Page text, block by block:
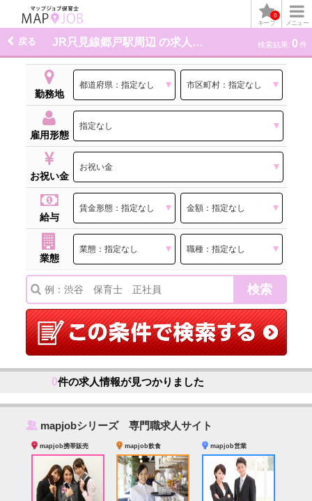
メニュー
キープ
0
JR只見線郷戸駅周辺 の求人一覧
戻る 検索結果: 0 件
勤務地
雇用形態
お祝い金
給与
業態
0件の求人情報が見つかりました
‰ mapjobシリーズ 専門職求人サイト
mapjob携帯販売 mapjob飲食 mapjob営業